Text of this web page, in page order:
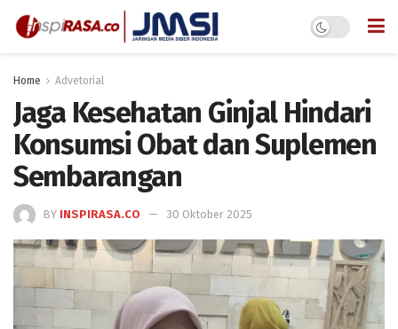
Home Advetorial
Jaga Kesehatan Ginjal Hindari
Konsumsi Obat dan Suplemen
Sembarangan
BY INSPIRASA.CO 30 Oktober 2025